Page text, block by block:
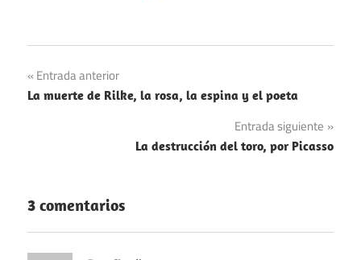
Navegación
de
Entrada anterior
La muerte de Rilke, la rosa, la espina y el poeta
Entrada siguiente
La destrucción del toro, por Picasso
3 comentarios